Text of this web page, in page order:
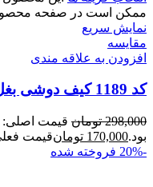
ممکن است در صفحه
نمایش سریع
مقايسه
افزودن به علاقه مندی
کد 1189 کیف دوشی بغل زیپ شل
298,000 تومان
بود.170,000 تومانقیمت فعلی: 170,000
-20%
فروخته شده